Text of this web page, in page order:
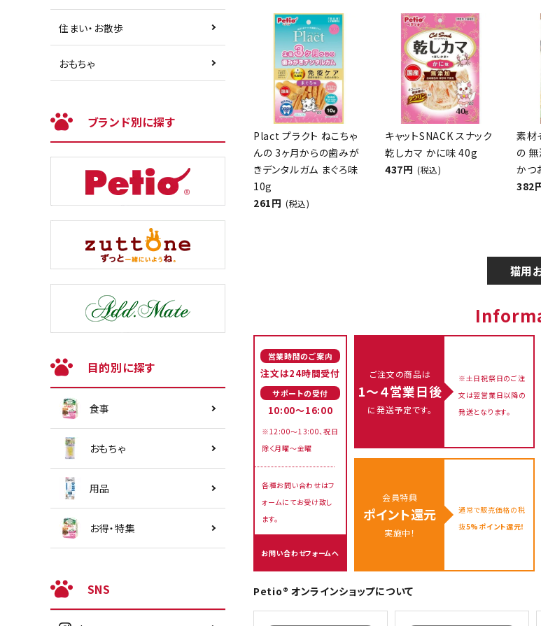
住まい・お散歩
おもちゃ
ブランド別に探す
目的別に探す
食事
おもちゃ
用品
お得・特集
SNS
Plact プラクト ねこちゃ
んの 3ヶ月からの歯みが
きデンタルガム まぐろ味
10g
261円 (税込)
キャットSNACK スナック
乾しカマ かに味 40g
437円 (税込)
素材
の
かつ
382
猫用
営業時間のご案内
注文は24時間受付
サポートの受付
10:00～16:00
※12:00～13:00、祝日
除く月曜～金曜
各種お問い合わせはフ
ォームにてお受け致し
ます。
お問い合わせフォームへ
ご注文の商品は
1～４営業日後
に発送予定です。
※土日祝祭日のご注
文は翌営業日以降の
発送となります。
会員特典
ポイント還元
実施中！
通常で販売価格の税
抜5%ポイント還元！
Petio® オンラインショップについて